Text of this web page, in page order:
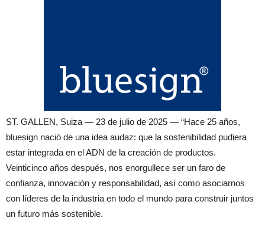
ST. GALLEN, Suiza — 23 de julio de 2025 — “Hace 25 años,
bluesign nació de una idea audaz: que la sostenibilidad pudiera
estar integrada en el ADN de la creación de productos.
Veinticinco años después, nos enorgullece ser un faro de
confianza, innovación y responsabilidad, así como asociarnos
con líderes de la industria en todo el mundo para construir juntos
un futuro más sostenible.